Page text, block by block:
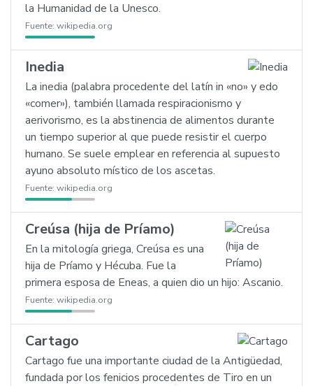
la Humanidad de la Unesco.
Fuente: wikipedia.org
Inedia
La inedia (palabra procedente del latín in «no» y edo
«comer»), también llamada respiracionismo y
aerivorismo, es la abstinencia de alimentos durante
un tiempo superior al que puede resistir el cuerpo
humano. Se suele emplear en referencia al supuesto
ayuno absoluto místico de los ascetas.
Fuente: wikipedia.org
Creúsa (hija de Príamo)
En la mitología griega, Creúsa es una
hija de Príamo y Hécuba. Fue la
primera esposa de Eneas, a quien dio un hijo: Ascanio.
Fuente: wikipedia.org
Cartago
Cartago fue una importante ciudad de la Antigüedad,
fundada por los fenicios procedentes de Tiro en un